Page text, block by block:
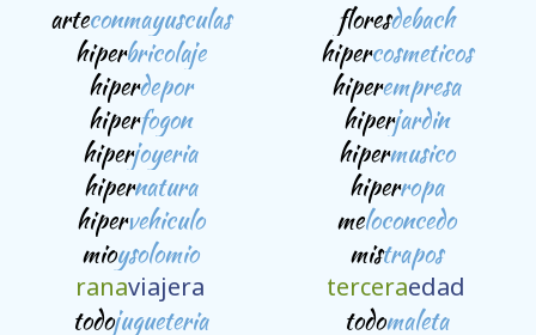
arteconmayusculas floresdebach
hiperbricolaje hipercosmeticos
hiperdepor hiperempresa
hiperfogon hiperjardin
hiperjoyeria hipermusico
hipernatura hiperropa
hipervehiculo meloconcedo
mioysolomio mistrapos
ranaviajera terceraedad
todojugueteria todomaleta